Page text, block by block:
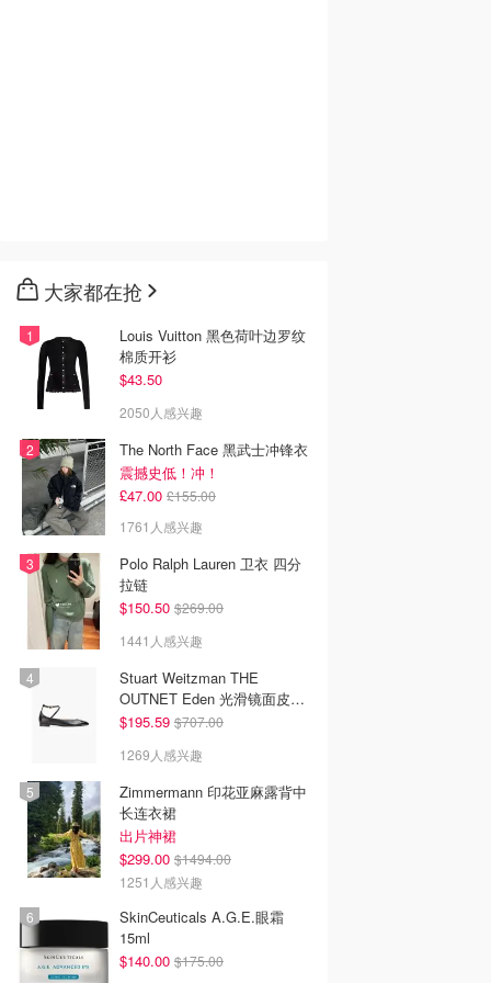
大家都在抢
Louis Vuitton 黑色荷叶边罗纹
棉质开衫
$43.50
2050人感兴趣
The North Face 黑武士冲锋衣
震撼史低！冲！
£47.00 £155.00
1761人感兴趣
Polo Ralph Lauren 卫衣 四分
拉链
$150.50 $269.00
1441人感兴趣
Stuart Weitzman THE
OUTNET Eden 光滑镜面皮芭
蕾平底鞋
$195.59 $707.00
1269人感兴趣
Zimmermann 印花亚麻露背中
长连衣裙
出片神裙
$299.00 $1494.00
1251人感兴趣
SkinCeuticals A.G.E.眼霜
15ml
$140.00 $175.00